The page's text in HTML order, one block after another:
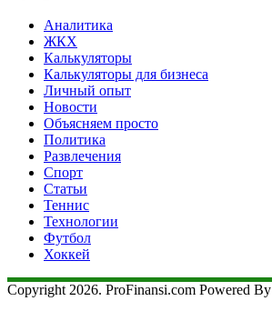
Аналитика
ЖКХ
Калькуляторы
Калькуляторы для бизнеса
Личный опыт
Новости
Объясняем просто
Политика
Развлечения
Спорт
Статьи
Теннис
Технологии
Футбол
Хоккей
Copyright 2026. ProFinansi.com Powered By